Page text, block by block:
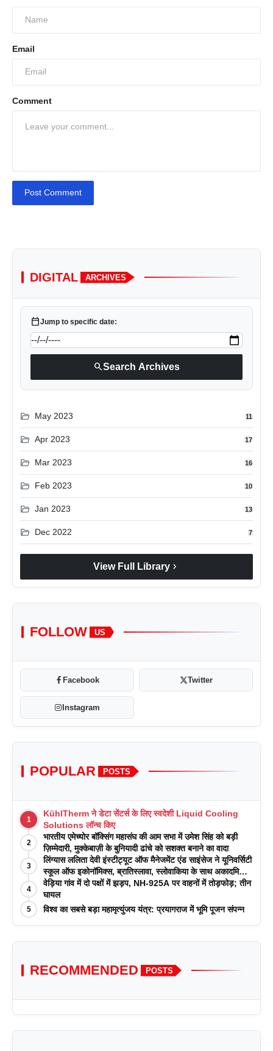
Email
Comment
Post Comment
DIGITAL ARCHIVES
calendar_todayJump to specific date:
searchSearch Archives
folder_open May 2023 11
folder_open Apr 2023 17
folder_open Mar 2023 16
folder_open Feb 2023 10
folder_open Jan 2023 13
folder_open Dec 2022 7
View Full Library chevron_right
FOLLOW US
Facebook Twitter
Instagram
POPULAR POSTS
1
KühlTherm ने डेटा सेंटर्स के लिए स्वदेशी Liquid Cooling
Solutions लॉन्च किए
2
भारतीय एमेच्योर बॉक्सिंग महासंघ की आम सभा में उमेश सिंह को बड़ी
ज़िम्मेदारी, मुक्केबाज़ी के बुनियादी ढांचे को सशक्त बनाने का वादा
3
लिंग्यास ललिता देवी इंस्टीट्यूट ऑफ मैनेजमेंट एंड साइंसेज ने यूनिवर्सिटी
स्कूल ऑफ इकोनॉमिक्स, ब्रातिस्लावा, स्लोवाकिया के साथ अकादमिक
पत्रिकाओं में प्रकाशन रणनीतियों पर एक दिवसीय कार्यशाला का
आयोजन किया
4
वेड़िया गांव में दो पक्षों में झड़प, NH-925A पर वाहनों में तोड़फोड़; तीन
घायल
5 विश्व का सबसे बड़ा महामृत्युंजय यंत्र: प्रयागराज में भूमि पूजन संपन्न
RECOMMENDED POSTS